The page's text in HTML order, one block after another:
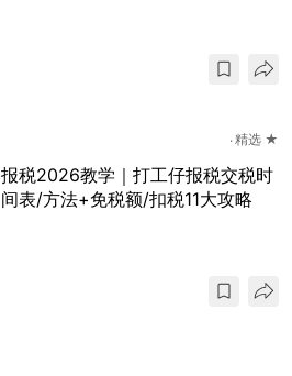
精选 ★
报税2026教学｜打工仔报税交税时
间表/方法+免税额/扣税11大攻略